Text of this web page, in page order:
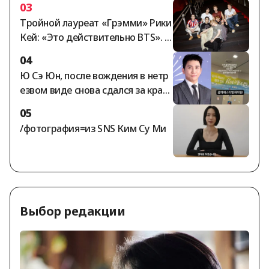
лучал гонорар за участие, предс
тавители шоу «Я — соло» заявил
и: «Все выплаты произведены в п
олном объёме».
03
Тройной лауреат «Грэмми» Рики
Кей: «Это действительно BTS». В
оп-музыка» — это не инклюзия, а
изоляция [K-EYES]
04
Ю Сэ Юн, после вождения в нетр
езвом виде снова сдался за краж
05
/фотография=из SNS Ким Су Ми
Выбор редакции